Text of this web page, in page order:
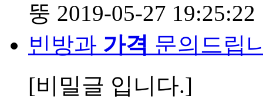
뚱 2019-05-27 19:25:22
빈방과 가격 문의드립
[비밀글 입니다.]